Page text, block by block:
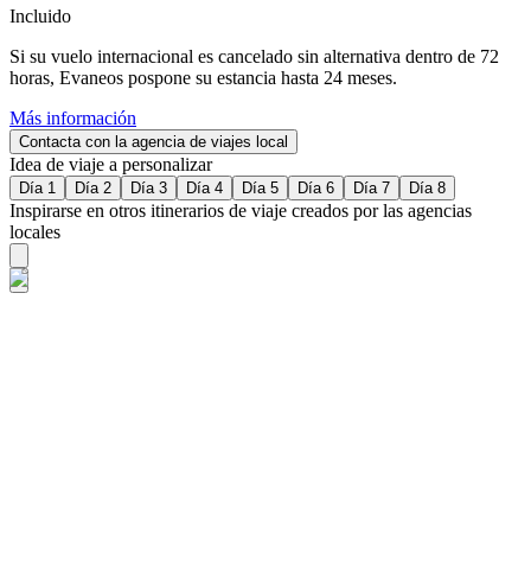
Incluido
Si su vuelo internacional es cancelado sin alternativa dentro de 72
horas, Evaneos pospone su estancia hasta 24 meses.
Más información
Contacta con la agencia de viajes local
Idea de viaje a personalizar
Día 1 Día 2 Día 3 Día 4 Día 5 Día 6 Día 7 Día 8
Inspirarse en otros itinerarios de viaje creados por las agencias
locales